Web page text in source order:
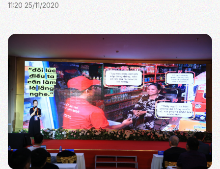
Yeah1, đã ra mắt chính thức tại Sự kiện vào n...
11:20 25/11/2020